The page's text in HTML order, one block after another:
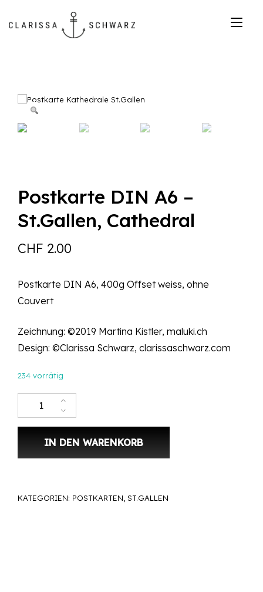
springen
Postkarte DIN A6 –
St.Gallen, Cathedral
CHF 2.00
Postkarte DIN A6, 400g Offset weiss, ohne
Couvert
Zeichnung: ©2019 Martina Kistler, maluki.ch
Design: ©Clarissa Schwarz, clarissaschwarz.com
234 vorrätig
Postkarte DIN A6 – St.Gallen, Cathedral Menge
IN DEN WARENKORB
KATEGORIEN: POSTKARTEN ST.GALLEN